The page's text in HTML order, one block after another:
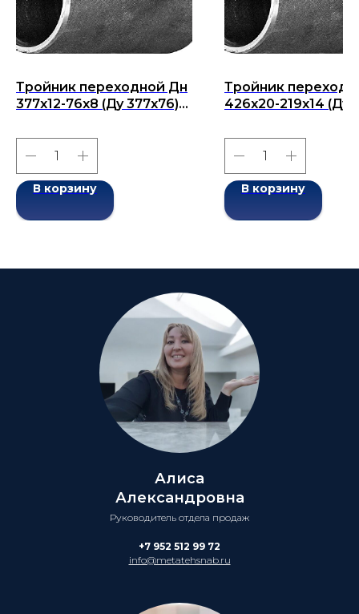
Тройник переходной Дн
377х12-76х8 (Ду 377х76)
2001
В корзину
Тройник
426х20-219х14 (Ду
ГОСТ 17376-2001
В корзину
Алиса
Александровна
Руководитель отдела продаж
+7 952 512 99 72
info@metatehsnab.ru